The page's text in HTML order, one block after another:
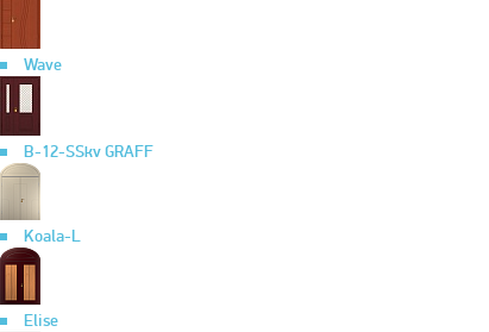
Wave
B-12-SSkv GRAFF
Koala-L
Elise